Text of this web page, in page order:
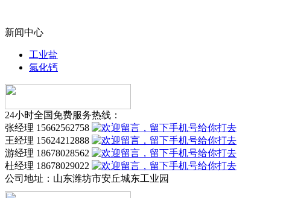
新闻中心
工业盐
氯化钙
24小时全国免费服务热线：
张经理 15662562758
王经理 15624212888
游经理 18678028562
杜经理 18678029022
公司地址： 山东潍坊市安丘城东工业园